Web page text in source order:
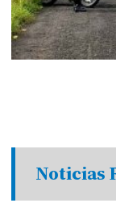
Noticias